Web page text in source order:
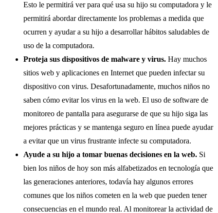
Esto le permitirá ver para qué usa su hijo su computadora y le
permitirá abordar directamente los problemas a medida que
ocurren y ayudar a su hijo a desarrollar hábitos saludables de
uso de la computadora.
Proteja sus dispositivos de malware y virus. Hay muchos
sitios web y aplicaciones en Internet que pueden infectar su
dispositivo con virus. Desafortunadamente, muchos niños no
saben cómo evitar los virus en la web. El uso de software de
monitoreo de pantalla para asegurarse de que su hijo siga las
mejores prácticas y se mantenga seguro en línea puede ayudar
a evitar que un virus frustrante infecte su computadora.
Ayude a su hijo a tomar buenas decisiones en la web. Si
bien los niños de hoy son más alfabetizados en tecnología que
las generaciones anteriores, todavía hay algunos errores
comunes que los niños cometen en la web que pueden tener
consecuencias en el mundo real. Al monitorear la actividad de